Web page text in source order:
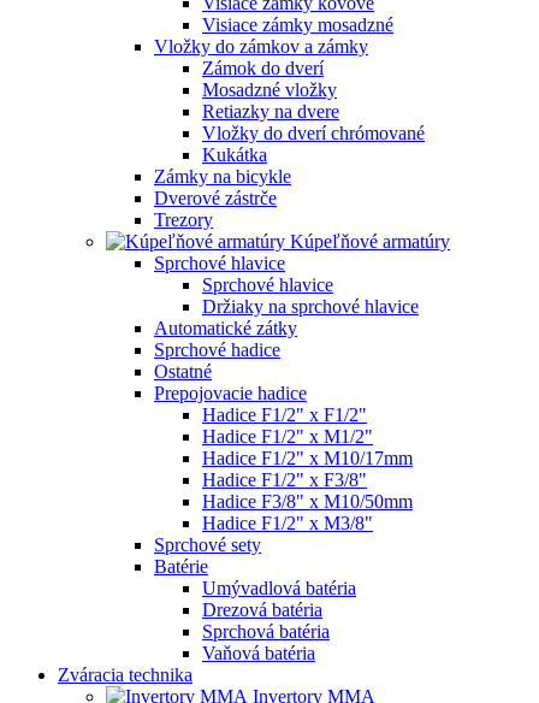
Visiace zámky mosadzné
Vložky do zámkov a zámky
Zámok do dverí
Mosadzné vložky
Retiazky na dvere
Vložky do dverí chrómované
Kukátka
Zámky na bicykle
Dverové zástrče
Trezory
Kúpeľňové armatúry
Sprchové hlavice
Sprchové hlavice
Držiaky na sprchové hlavice
Automatické zátky
Sprchové hadice
Ostatné
Prepojovacie hadice
Hadice F1/2" x F1/2"
Hadice F1/2" x M1/2"
Hadice F1/2" x M10/17mm
Hadice F1/2" x F3/8"
Hadice F3/8" x M10/50mm
Hadice F1/2" x M3/8"
Sprchové sety
Batérie
Umývadlová batéria
Drezová batéria
Sprchová batéria
Vaňová batéria
Zváracia technika
Invertory MMA